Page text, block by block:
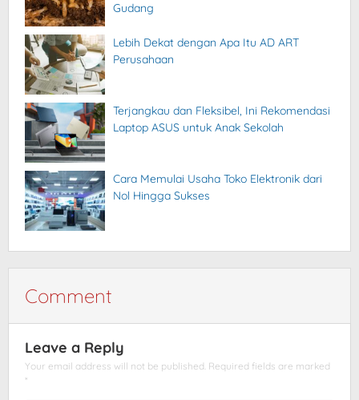
Gudang
Lebih Dekat dengan Apa Itu AD ART
Perusahaan
Terjangkau dan Fleksibel, Ini Rekomendasi
Laptop ASUS untuk Anak Sekolah
Cara Memulai Usaha Toko Elektronik dari
Nol Hingga Sukses
Comment
Leave a Reply
Your email address will not be published. Required fields are marked
*